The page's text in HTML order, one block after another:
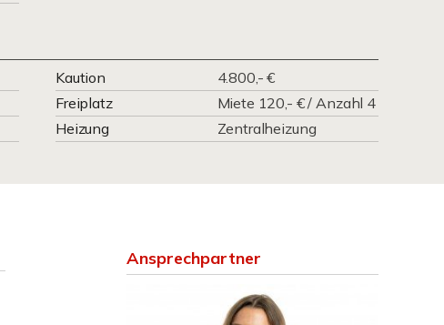
Kaution
4.800,- €
Freiplatz
Miete 120,- € / Anzahl 4
Heizung Zentralheizung
Ansprechpartner